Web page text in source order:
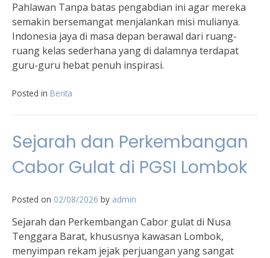
Pahlawan Tanpa batas pengabdian ini agar mereka
semakin bersemangat menjalankan misi mulianya.
Indonesia jaya di masa depan berawal dari ruang-
ruang kelas sederhana yang di dalamnya terdapat
guru-guru hebat penuh inspirasi.
Posted in Berita
Sejarah dan Perkembangan
Cabor Gulat di PGSI Lombok
Posted on 02/08/2026 by admin
Sejarah dan Perkembangan Cabor gulat di Nusa
Tenggara Barat, khususnya kawasan Lombok,
menyimpan rekam jejak perjuangan yang sangat